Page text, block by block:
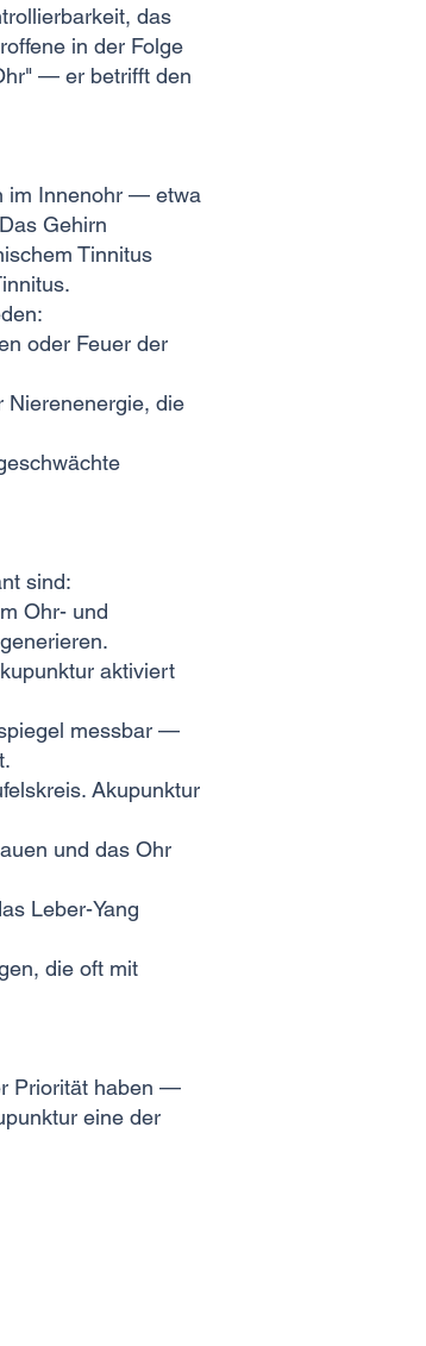
das
in der Folge
— er betrifft den
im Innenohr — etwa
Gehirn
Tinnitus
oder Feuer der
Nierenenergie, die
sind:
Ohr- und
aktiviert
messbar —
Akupunktur
und das Ohr
Leber-Yang
die oft mit
Priorität haben —
eine der